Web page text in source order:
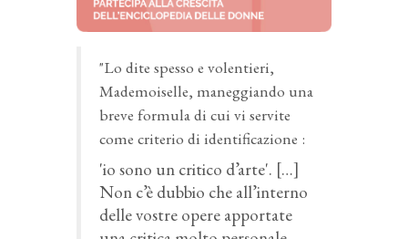
"Lo dite spesso e volentieri,
Mademoiselle, maneggiando una
breve formula di cui vi servite
come criterio di identificazione :
'io sono un critico d’arte'. […]
Non c’è dubbio che all’interno
delle vostre opere apportate